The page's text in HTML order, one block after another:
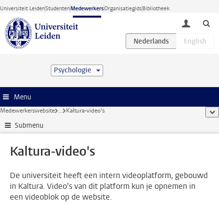
Ga direct naar de inhoud
Universiteit LeidenStudentenMedewerkersOrganisatiegidsBibliotheek
toggle
Psychologie
Menu
Medewerkerswebsite ... Kaltura-video's
Submenu
Kaltura-video's
De universiteit heeft een intern videoplatform, gebouwd
in Kaltura. Video’s van dit platform kun je opnemen in
een videoblok op de website.